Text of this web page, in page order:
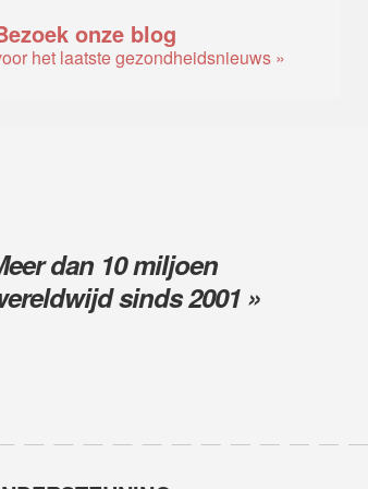
onze blog
het laatste gezondheidsnieuws »
dan 10 miljoen
sinds 2001 »